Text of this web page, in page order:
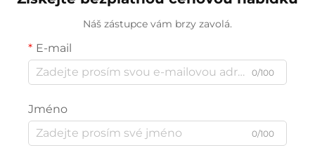
Náš zástupce vám brzy zavolá.
E-mail
0/100
Jméno
0/100